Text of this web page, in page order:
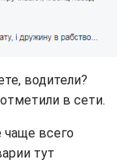
водители?
в сети.
чаще всего
тут